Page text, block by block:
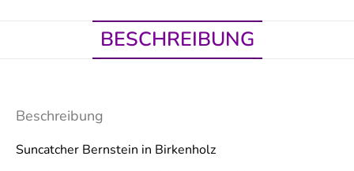
BESCHREIBUNG
Beschreibung
Suncatcher Bernstein in Birkenholz